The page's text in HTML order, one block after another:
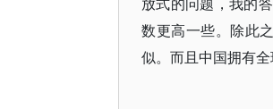
数更高一些。除此
似。而且中国拥有